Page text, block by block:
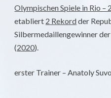
Olympischen Spiele in Rio –
etabliert 2 Rekordder
Silbermedaillengewinner
(2020).
erster Trainer – Anatoly